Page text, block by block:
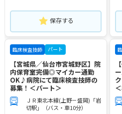
保存する
臨床検査技師 パート
【宮城県／仙台市宮城野区】院
内保育室完備◎マイカー通勤
OK♪病院にて臨床検査技師の
募集！＜パート＞
ＪＲ東北本線(上野－盛岡)「岩
切駅」（バス・車10分）